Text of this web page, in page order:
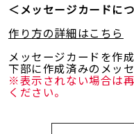
価格 ¥0
在庫
＜メッセージカードに
作り方の詳細はこちら
メッセージカードを作
下部に作成済みのメッ
※表示されない場合は
ください。